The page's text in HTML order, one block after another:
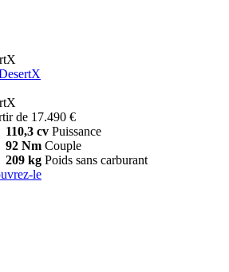
de 17.490 €
110,3 cv Puissance
92 Nm Couple
209 kg Poids sans carburant
le